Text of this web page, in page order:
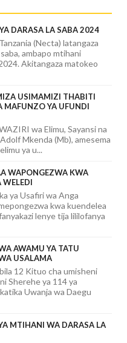
DARASA LA SABA 2024
(Necta) latangaza
ambapo mtihani
Akitangaza matokeo
USIMAMIZI THABITI
MAFUNZO YA UFUNDI
wa Elimu, Sayansi na
Mkenda (Mb), amesema
ya u...
WAPONGEZWA KWA
ya Usafiri wa Anga
kwa kuendelea
lenye tija lililofanya
AWAMU YA TATU
USALAMA
12 Kituo cha umisheni
Sherehe ya 114 ya
Uwanja wa Daegu
MTIHANI WA DARASA LA